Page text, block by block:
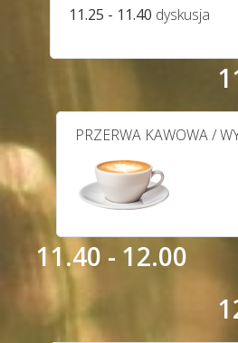
11.25 - 11.40 dyskusja
PRZERWA KAWOWA /
11.40 - 12.00